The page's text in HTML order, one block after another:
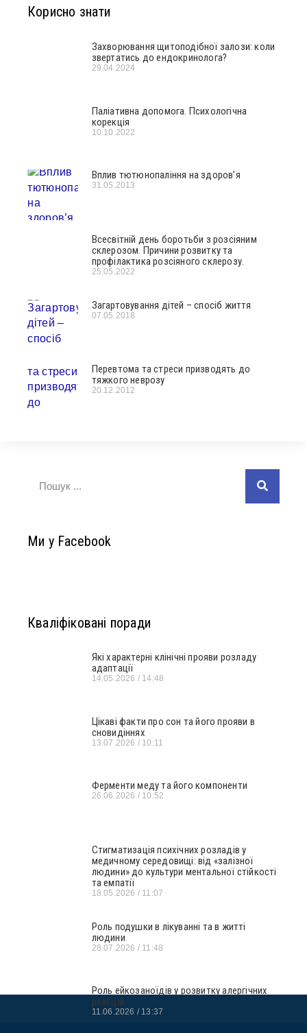
Корисно знати
Захворювання щитоподібної залози: коли
звертатись до ендокринолога?
29.04.2024
Паліативна допомога. Психологічна
корекція
10.10.2022
Вплив тютюнопаління на здоров’я
31.05.2013
Всесвітній день боротьби з розсіяним
склерозом. Причини розвитку та
профілактика розсіяного склерозу.
25.05.2022
Загартовування дітей – спосіб життя
07.05.2018
Перевтома та стреси призводять до
тяжкого неврозу
20.12.2012
Ми у Facebook
Кваліфіковані поради
Які характерні клінічні прояви розладу
адаптації
14.05.2026 14:48
Цікаві факти про сон та його прояви в
сновидіннях
13.07.2026 10:11
Ферменти меду та його компоненти
26.06.2026 10:52
Стигматизація психічних розладів у
медичному середовищі: від «залізної
людини» до культури ментальної стійкості
та емпатії
18.05.2026 11:07
Роль подушки в лікуванні та в житті
людини
28.07.2026 11:48
Роль ейкозаноїдів у розвитку алергічних
реакцій
11.06.2026 13:37